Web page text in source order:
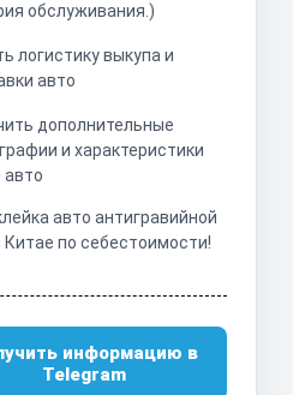
обслуживания.)
логистику выкупа и
авто
дополнительные
и характеристики
авто
авто антигравийной
Китае по себестоимости!
информацию в
Telegram